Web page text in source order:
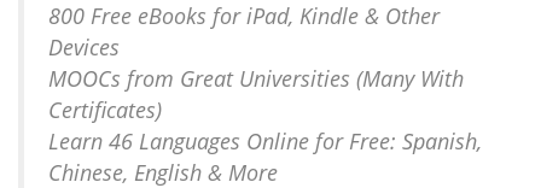
800 Free eBooks for iPad, Kindle & Other
Devices
MOOCs from Great Universities (Many With
Certificates)
Learn 46 Languages Online for Free: Spanish,
Chinese, English & More